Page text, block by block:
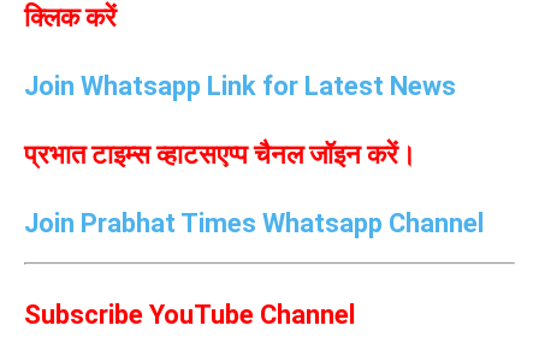
क्लिक करें
Join Whatsapp Link for Latest News
प्रभात टाइम्स व्हाटसएप्प चैनल जॉइन करें।
Join Prabhat Times Whatsapp Channel
Subscribe YouTube Channel